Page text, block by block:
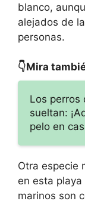
blanco,
alejados de
personas.
👇Mira
Los perros
sueltan:
pelo en
Otra especie
en esta playa
marinos son